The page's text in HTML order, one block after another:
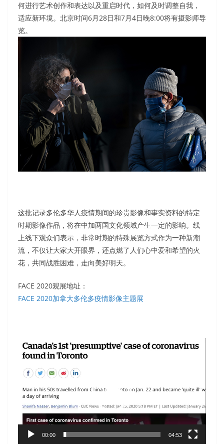
何进行艺术创作和表达以及重启时代，如何及时调整自我，
适应新环境。北京时间6月28日和7月4日晚8:00将有摄影师导
览。
这批记录多伦多华人疫情期间的珍贵影像和事实资料的特定
时期影像作品，将在中加两国文化领域产生一定的影响。线
上线下观众们表示，非常时期的特殊展览方式作为一种新潮
流，不仅让大家大开眼界，还点燃了人们心中爱和希望的火
花，共同战胜困难，走向美好明天。
FACE 2020观展地址：
FACE 2020加拿大多伦多疫情影像主题展
视
频
播
放
器
00:00 04:53